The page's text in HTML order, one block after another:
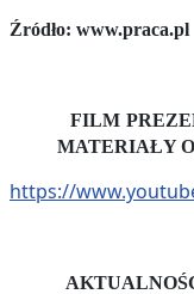
Źródło: www.praca.pl
FILM
MATERIAŁY
https://